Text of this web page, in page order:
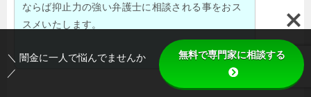
ならば抑止力の強い弁護士に相談される事をおス
スメいたします。
＼ 闇金に一人で悩んでませんか
／
無料で専門家に相談する